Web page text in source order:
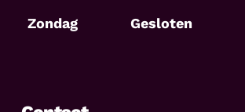
Zondag Gesloten